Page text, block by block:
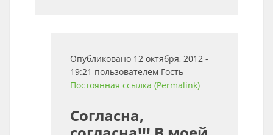
Опубликовано 12 октября, 2012 -
19:21 пользователем Гость
Постоянная ссылка (Permalink)
Согласна,